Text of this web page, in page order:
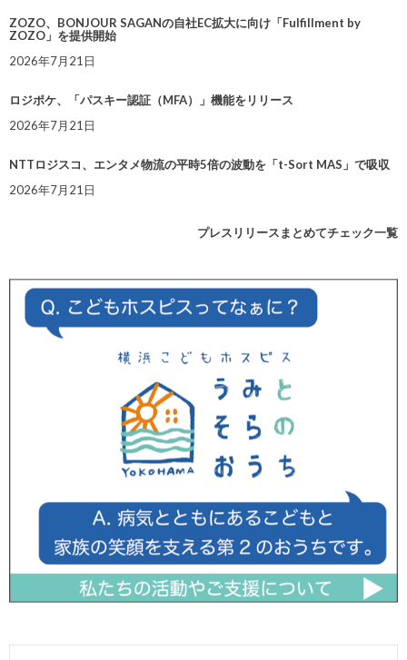
ZOZO、BONJOUR SAGANの自社EC拡大に向け「Fulfillment by
ZOZO」を提供開始
2026年7月21日
ロジポケ、「パスキー認証（MFA）」機能をリリース
2026年7月21日
NTTロジスコ、エンタメ物流の平時5倍の波動を「t-Sort MAS」で吸収
2026年7月21日
プレスリリースまとめてチェック一覧